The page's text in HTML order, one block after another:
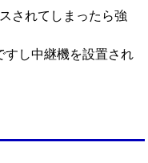
されてしまったら強
すし中継機を設置され